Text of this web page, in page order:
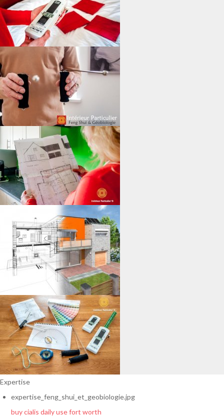
Expertise
expertise_feng_shui_et_geobiologie.jpg
buy cialis daily use fort worth